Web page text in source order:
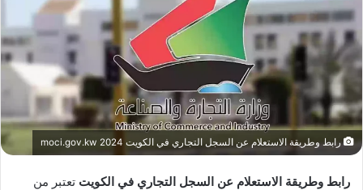
رابط وطريقة الاستعلام عن السجل التجاري في الكويت moci.gov.kw 2024
رابط وطريقة الاستعلام عن السجل التجاري في الكويت تعتبر من